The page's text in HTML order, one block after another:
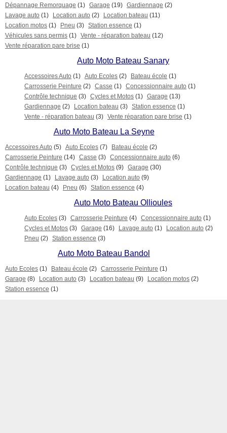
Dépannage Remorquage (1) Garage (19) Gardiennage (2)
Lavage auto (1) Location auto (2) Location bateau (11)
Location motos (1) Pneu (3) Station essence (1)
Véhicules sans permis (1) Vente - réparation bateau (12)
Vente réparation pare brise (1)
Auto Moto Bateau Sanary
Accessoires Auto (1) Auto Ecoles (2) Bateau école (1)
Carrosserie Peinture (2) Casse (1) Concessionnaire auto (1)
Contrôle technique (3) Cycles et Motos (1) Garage (13)
Gardiennage (2) Location bateau (3) Station essence (1)
Vente - réparation bateau (3) Vente réparation pare brise (1)
Auto Moto Bateau La Seyne
Accessoires Auto (5) Auto Ecoles (7) Bateau école (2)
Carrosserie Peinture (14) Casse (3) Concessionnaire auto (6)
Contrôle technique (3) Cycles et Motos (9) Garage (30)
Gardiennage (1) Lavage auto (3) Location auto (9)
Location bateau (4) Pneu (6) Station essence (4)
Auto Moto Bateau Ollioules
Auto Ecoles (3) Carrosserie Peinture (4) Concessionnaire auto (1)
Cycles et Motos (3) Garage (16) Lavage auto (1) Location auto (2)
Pneu (2) Station essence (3)
Auto Moto Bateau Bandol
Auto Ecoles (1) Bateau école (2) Carrosserie Peinture (1)
Garage (8) Location auto (3) Location bateau (9) Location motos (2)
Station essence (1)